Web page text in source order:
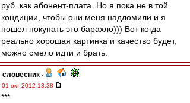
руб. как абонент-плата. Но я пока не в той
кондиции, чтобы они меня надломили и я
пошел покупать это барахло))) Вот когда
реально хорошая картинка и качество будет,
можно смело идти и брать.
словесник -
01 окт 2012 13:38
***